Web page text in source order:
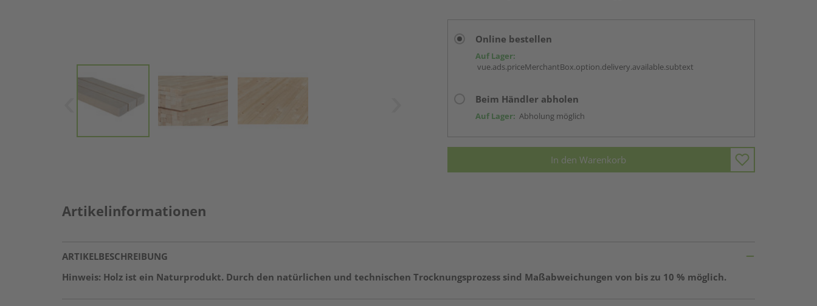
Online bestellen
Auf Lager:
vue.ads.priceMerchantBox.option.delivery.available.subtext
Beim Händler abholen
Auf Lager: Abholung möglich
In den Warenkorb
Artikelinformationen
ARTIKELBESCHREIBUNG
Hinweis: Holz ist ein Naturprodukt. Durch den natürlichen und technischen Trocknungsprozess sind Maßabweichungen von bis zu 10 % möglich.